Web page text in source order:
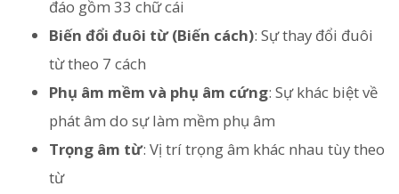
đáo gồm 33 chữ cái
Biến đổi đuôi từ (Biến cách): Sự thay đổi đuôi
từ theo 7 cách
Phụ âm mềm và phụ âm cứng: Sự khác biệt về
phát âm do sự làm mềm phụ âm
Trọng âm từ: Vị trí trọng âm khác nhau tùy theo
từ